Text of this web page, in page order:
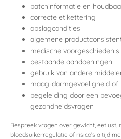
batchinformatie en
correcte etikettering
opslagcondities
algemene
medische voorgeschiedenis
bestaande aandoeningen
gebruik van andere
maag-darmgevoeligheid of
begeleiding door een
gezondheidsvragen
Bespreek vragen over gewicht, eetlust,
bloedsuikerregulatie of risico’s altijd